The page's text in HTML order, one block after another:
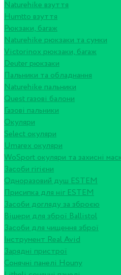
Naturehike взуття
Humtto взуття
Рюкзаки, багаж
Naturehike рюкзаки та сумки
Victorinox рюкзаки, багаж
Deuter рюкзаки
Пальники та обладнання
Naturehike пальники
Quest газові балони
Газові пальники
Окуляри
Select окуляри
Umarex окуляри
WoSport окуляри та захисні
Засоби гігієни
Одноразовий душ ESTEM
Присипка для ніг ESTEM
Засоби догляду за зброєю
Вішери для зброї Ballistol
Засоби для чищення зброї
Інструмент Real Avid
Зарядні пристрої
Сонячні панелі Houny